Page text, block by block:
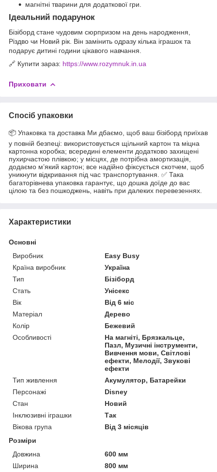
магнітні тварини для додаткової гри.
Ідеальний подарунок
Бізіборд стане чудовим сюрпризом на день народження,
Різдво чи Новий рік. Він замінить одразу кілька іграшок та
подарує дитині години цікавого навчання.
🔗 Купити зараз: https://www.rozymnuk.in.ua
Приховати
Спосіб упаковки
📦 Упаковка та доставка Ми дбаємо, щоб ваш бізіборд приїхав
у повній безпеці: використовується щільний картон та міцна
картонна коробка; всередині елементи додатково захищені
пухирчастою плівкою; у місцях, де потрібна амортизація,
додаємо м’який картон; все надійно фіксується скотчем, щоб
уникнути відкривання під час транспортування. ✅ Така
багаторівнева упаковка гарантує, що дошка доїде до вас
цілою та без пошкоджень, навіть при далеких перевезеннях.
Характеристики
Основні
Виробник
Easy Busy
Країна виробник
Україна
Тип
Бізіборд
Стать
Унісекс
Вік
Від 6 міс
Матеріал
Дерево
Колір
Бежевий
Особливості
На магніті, Брязкальце,
Пазл, Музичні інструменти,
Вивчення мови, Світлові
ефекти, Мелодії, Звукові
ефекти
Тип живлення
Акумулятор, Батарейки
Персонажі
Disney
Стан
Новий
Інклюзивні іграшки
Так
Вікова група
Від 3 місяців
Розміри
Довжина
600 мм
Ширина
800 мм